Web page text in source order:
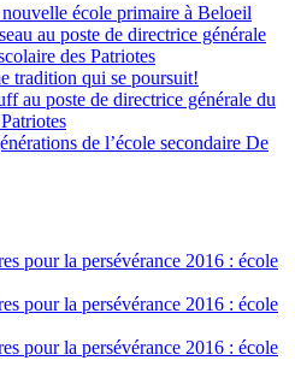
école primaire à Beloeil
au poste de directrice générale
des Patriotes
tradition qui se poursuit!
au poste de directrice générale du
de l’école secondaire De
pour la persévérance 2016 : école
pour la persévérance 2016 : école
pour la persévérance 2016 : école